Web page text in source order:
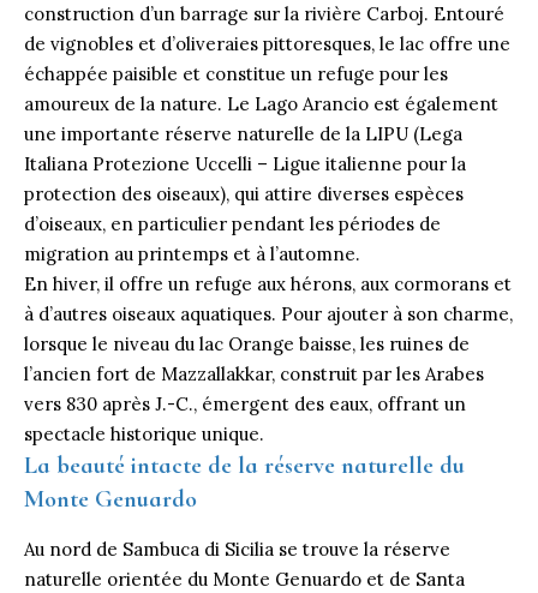
construction d’un barrage sur la rivière Carboj. Entouré
de vignobles et d’oliveraies pittoresques, le lac offre une
échappée paisible et constitue un refuge pour les
amoureux de la nature. Le Lago Arancio est également
une importante réserve naturelle de la LIPU (Lega
Italiana Protezione Uccelli – Ligue italienne pour la
protection des oiseaux), qui attire diverses espèces
d’oiseaux, en particulier pendant les périodes de
migration au printemps et à l’automne.
En hiver, il offre un refuge aux hérons, aux cormorans et
à d’autres oiseaux aquatiques. Pour ajouter à son charme,
lorsque le niveau du lac Orange baisse, les ruines de
l’ancien fort de Mazzallakkar, construit par les Arabes
vers 830 après J.-C., émergent des eaux, offrant un
spectacle historique unique.
La beauté intacte de la réserve naturelle du
Monte Genuardo
Au nord de Sambuca di Sicilia se trouve la réserve
naturelle orientée du Monte Genuardo et de Santa